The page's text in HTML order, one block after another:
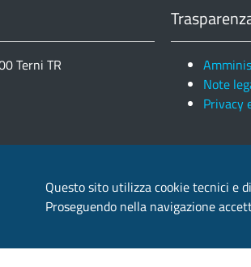
Terni TR
Note
Privacy
Questo sito utilizza cookie tecnici e
Proseguendo nella navigazione